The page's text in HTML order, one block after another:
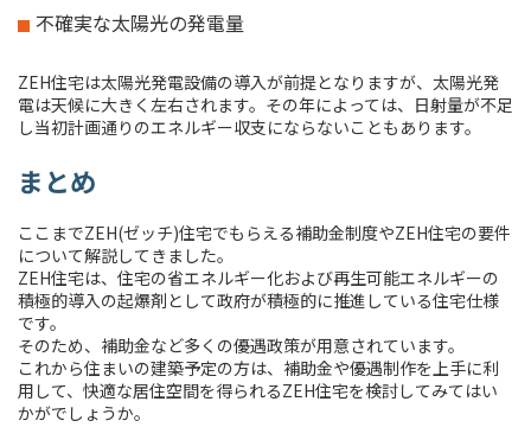
不確実な太陽光の発電量
ZEH住宅は太陽光発電設備の導入が前提となりますが、太陽光発
電は天候に大きく左右されます。その年によっては、日射量が不足
し当初計画通りのエネルギー収支にならないこともあります。
まとめ
ここまでZEH(ゼッチ)住宅でもらえる補助金制度やZEH住宅の要件
について解説してきました。
ZEH住宅は、住宅の省エネルギー化および再生可能エネルギーの
積極的導入の起爆剤として政府が積極的に推進している住宅仕様
です。
そのため、補助金など多くの優遇政策が用意されています。
これから住まいの建築予定の方は、補助金や優遇制作を上手に利
用して、快適な居住空間を得られるZEH住宅を検討してみてはい
かがでしょうか。